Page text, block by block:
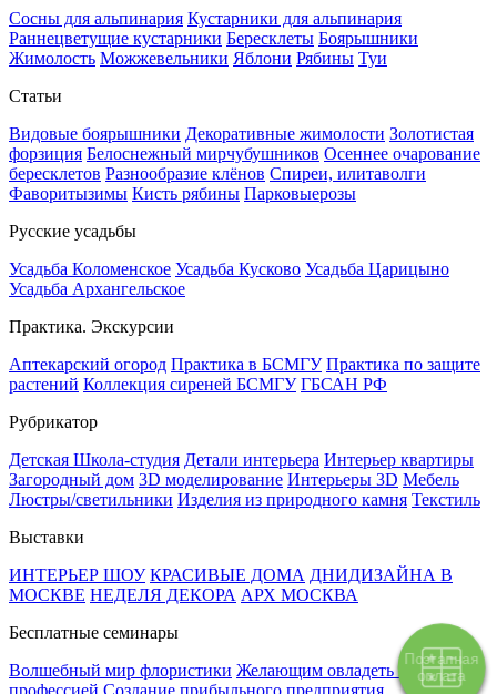
Поэтапная
оплата
Сосны для альпинария Кустарники для альпинария
Раннецветущие кустарники Бересклеты Боярышники
Жимолость Можжевельники Яблони Рябины Туи
Статьи
Видовые боярышники Декоративные жимолости Золотистая
форзиция Белоснежный мирчубушников Осеннее очарование
бересклетов Разнообразие клёнов Спиреи, илитаволги
Фаворитызимы Кисть рябины Парковыерозы
Русские усадьбы
Усадьба Коломенское Усадьба Кусково Усадьба Царицыно
Усадьба Архангельское
Практика. Экскурсии
Аптекарский огород Практика в БСМГУ Практика по защите
растений Коллекция сиреней БСМГУ ГБСАН РФ
Рубрикатор
Детская Школа-студия Детали интерьера Интерьер квартиры
Загородный дом 3D моделирование Интерьеры 3D Мебель
Люстры/светильники Изделия из природного камня Текстиль
Выставки
ИНТЕРЬЕР ШОУ КРАСИВЫЕ ДОМА ДНИДИЗАЙНА В
МОСКВЕ НЕДЕЛЯ ДЕКОРА АРХ МОСКВА
Бесплатные семинары
Волшебный мир флористики Желающим овладеть новой
профессией Создание прибыльного предприятия